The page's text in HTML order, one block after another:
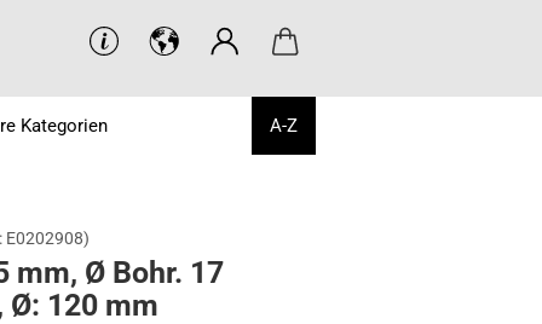
A-Z
Kategorien
E0202908)
mm, Ø Bohr. 17
Ø: 120 mm